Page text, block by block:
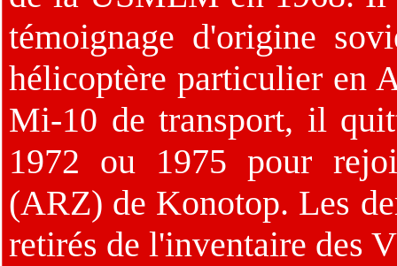
témoignage d'origine
hélicoptère particulier en
Mi-10 de transport, il
1972 ou 1975 pour
(ARZ) de Konotop. Les
retirés de l'inventaire des